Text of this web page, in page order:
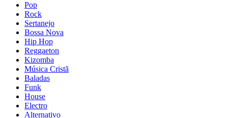
Pop
Rock
Sertanejo
Bossa Nova
Hip Hop
Reggaeton
Kizomba
Música Cristã
Baladas
Funk
House
Electro
Alternativo